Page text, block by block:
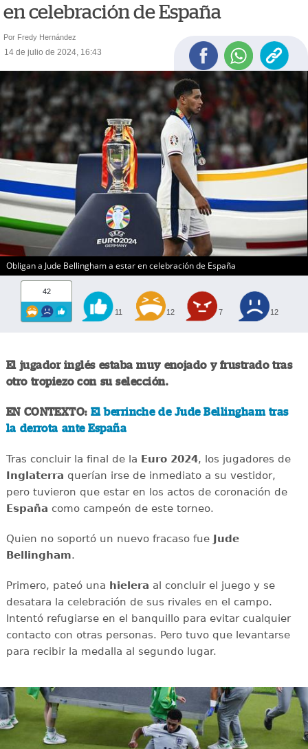
en celebración de España
Por Fredy Hernández
14 de julio de 2024, 16:43
Obligan a Jude Bellingham a estar en celebración de España
42
11 12 7 12
El jugador inglés estaba muy enojado y frustrado tras
otro tropiezo con su selección.
EN CONTEXTO: El berrinche de Jude Bellingham tras
la derrota ante España
Tras concluir la final de la Euro 2024, los jugadores de
Inglaterra querían irse de inmediato a su vestidor,
pero tuvieron que estar en los actos de coronación de
España como campeón de este torneo.
Quien no soportó un nuevo fracaso fue Jude
Bellingham.
Primero, pateó una hielera al concluir el juego y se
desatara la celebración de sus rivales en el campo.
Intentó refugiarse en el banquillo para evitar cualquier
contacto con otras personas. Pero tuvo que levantarse
para recibir la medalla al segundo lugar.